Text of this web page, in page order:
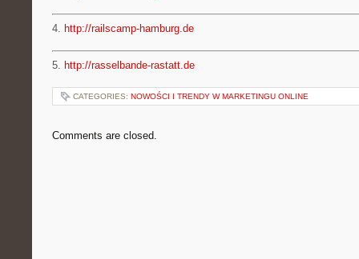
4. http://railscamp-hamburg.de
5. http://rasselbande-rastatt.de
CATEGORIES: NOWOŚCI I TRENDY W MARKETINGU ONLINE
Comments are closed.